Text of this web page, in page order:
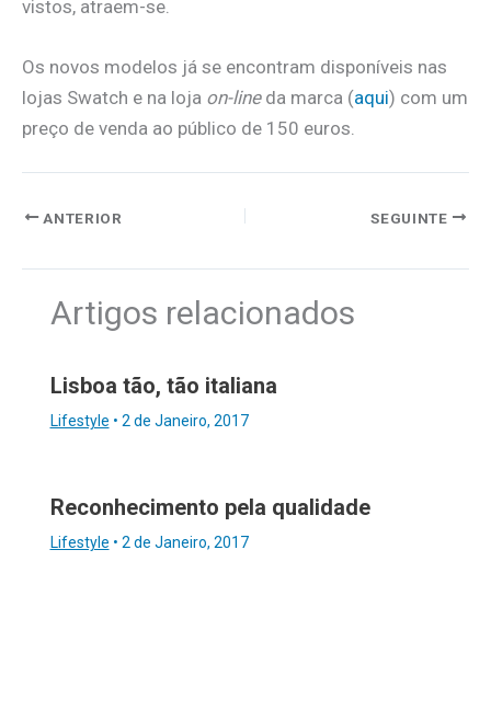
vistos, atraem-se.
Os novos modelos já se encontram disponíveis nas
lojas Swatch e na loja on-lineda marca (aqui) com um
preço de venda ao público de 150 euros.
ANTERIOR SEGUINTE
Artigos relacionados
Lisboa tão, tão italiana
Lifestyle • 2 de Janeiro, 2017
Reconhecimento pela qualidade
Lifestyle • 2 de Janeiro, 2017